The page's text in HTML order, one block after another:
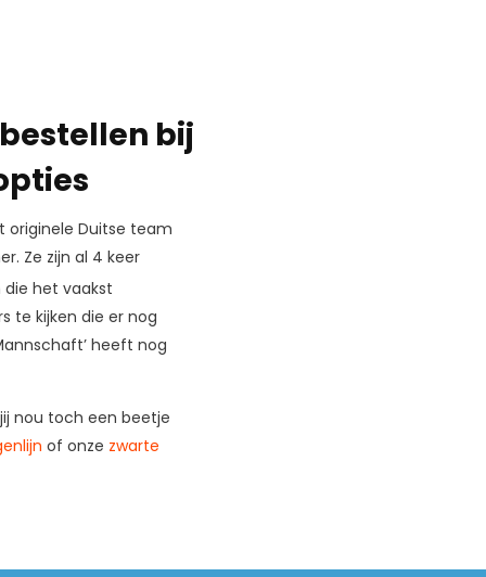
bij
originele Duitse team
Ze zijn al 4 keer
het vaakst
te kijken die er nog
heeft nog
nou toch een beetje
of onze zwarte